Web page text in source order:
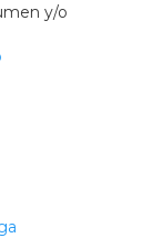
y/o